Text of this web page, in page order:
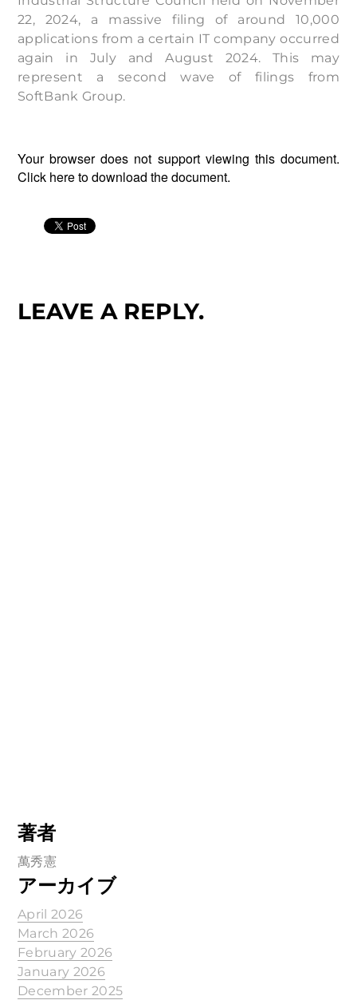
22, 2024, a massive filing of around 10,000
applications from a certain IT company occurred
again in July and August 2024. This may
represent a second wave of filings from
SoftBank Group.
Your browser does not support viewing this document.
Click hereto download the document.
LEAVE A REPLY.
著者
萬秀憲
アーカイブ
April 2026
March 2026
February 2026
January 2026
December 2025